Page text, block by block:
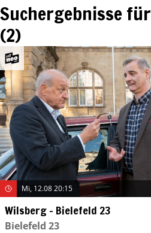
Suchergebnisse für
(2)
Mi, 12.08 20:15
Wilsberg – Bielefeld 23
Bielefeld 23